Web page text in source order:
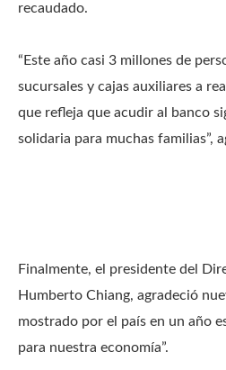
recaudado.
“Este año casi 3 millones de
sucursales y cajas auxiliares a
que refleja que acudir al banco
solidaria para muchas familias”,
Finalmente, el presidente del
Humberto Chiang, agradeció
mostrado por el país en un año
para nuestra economía”.